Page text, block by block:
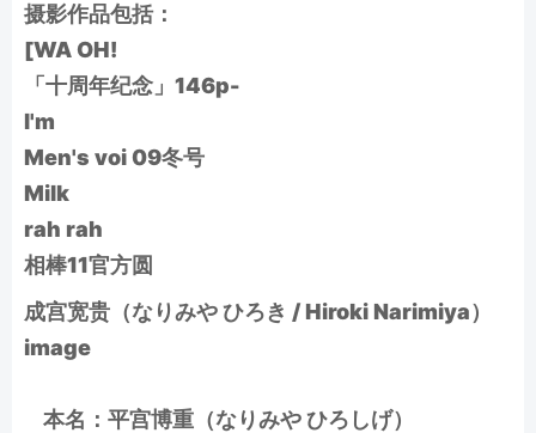
摄影作品包括：
[WA OH!
「十周年纪念」146p-
I'm
Men's voi 09冬号
Milk
rah rah
相棒11官方圆
成宫宽贵（なりみや ひろき / Hiroki Narimiya）
image
本名：平宫博重（なりみや ひろしげ）